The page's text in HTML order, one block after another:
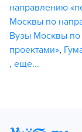
направлению
Москвы по
Вузы Москвы по
проектами»,
, еще...